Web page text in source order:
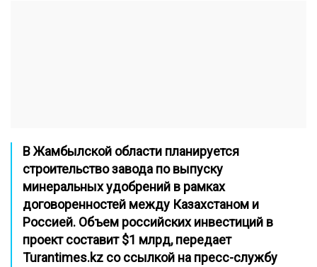
В Жамбылской области планируется
строительство завода по выпуску
минеральных удобрений в рамках
договоренностей между Казахстаном и
Россией. Объем российских инвестиций в
проект составит $1 млрд, передает
Turantimes.kz со ссылкой на пресс-службу